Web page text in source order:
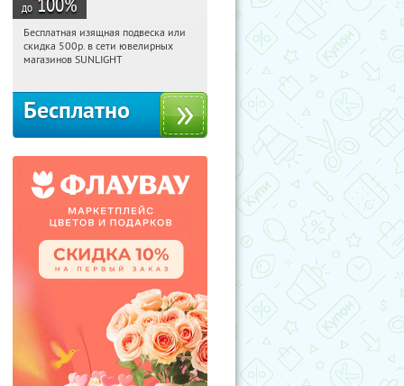
до
14:02:36 Получили:
Россия
Бесплатная изящная подвеска или
скидка 500р. в сети ювелирных
магазинов SUNLIGHT
Бесплатно